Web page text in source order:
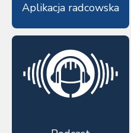
Aplikacja radcowska